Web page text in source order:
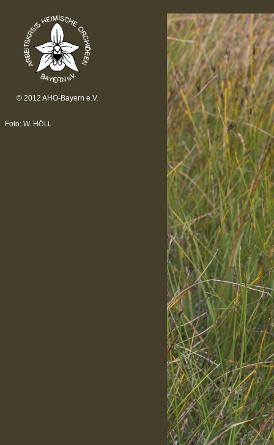
© 2012 AHO-Bayern e.V.
Foto: W. HÖLL